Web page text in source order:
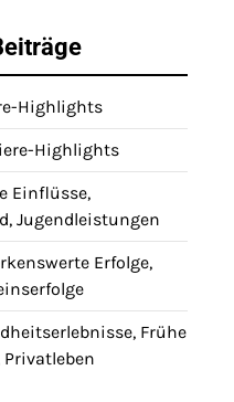
Highlights
Highlights
Einflüsse,
Jugendleistungen
Erfolge,
Frühe